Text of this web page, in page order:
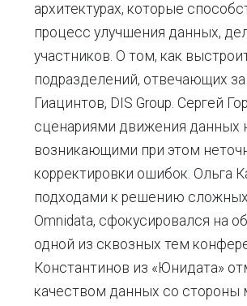
архитектурах, которые
процесс улучшения данных,
участников. О том, как
подразделений, отвечающих
Гиацинтов, DIS Group. Сергей
сценариями движения данных
возникающими при этом
корректировки ошибок. Ольга
подходами к решению
Omnidata, сфокусировался на
одной из сквозных тем
Константинов из «Юнидата»
качеством данных со стороны